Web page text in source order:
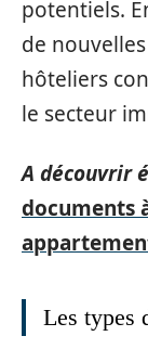
potentiels.
de
hôteliers
le secteur
A découvrir
documents
Les types